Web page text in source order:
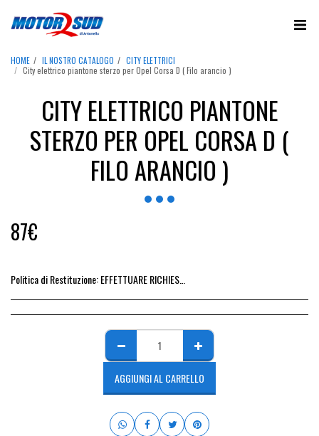
HOME IL NOSTRO CATALOGO
CITY ELETTRICI
City elettrico piantone sterzo per Opel Corsa D ( Filo arancio )
CITY ELETTRICO PIANTONE
STERZO PER OPEL CORSA D (
FILO ARANCIO )
87€
Politica di Restituzione:EFFETTUARE RICHIESTA DI RESO ENTRO 14 GIORNI DALL&#039;ACQUISTO DEL RICAMBIO, IL RIMBORSO VIENE EMESSO ALLA CONSEGNA DEL RICAMBIO IN SEDE.
AGGIUNGI AL CARRELLO